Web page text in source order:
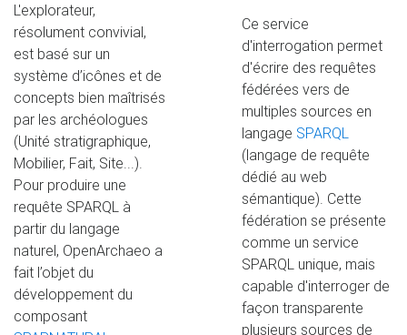
Ce service
d'interrogation permet
d'écrire des requêtes
fédérées vers de
multiples sources en
langage SPARQL
(langage de requête
dédié au web
sémantique). Cette
fédération se présente
comme un service
SPARQL unique, mais
capable d'interroger de
façon transparente
plusieurs sources de
L'explorateur,
résolument convivial,
est basé sur un
système d’icônes et de
concepts bien maîtrisés
par les archéologues
(Unité stratigraphique,
Mobilier, Fait, Site...).
Pour produire une
requête SPARQL à
partir du langage
naturel, OpenArchaeo a
fait l’objet du
développement du
composant